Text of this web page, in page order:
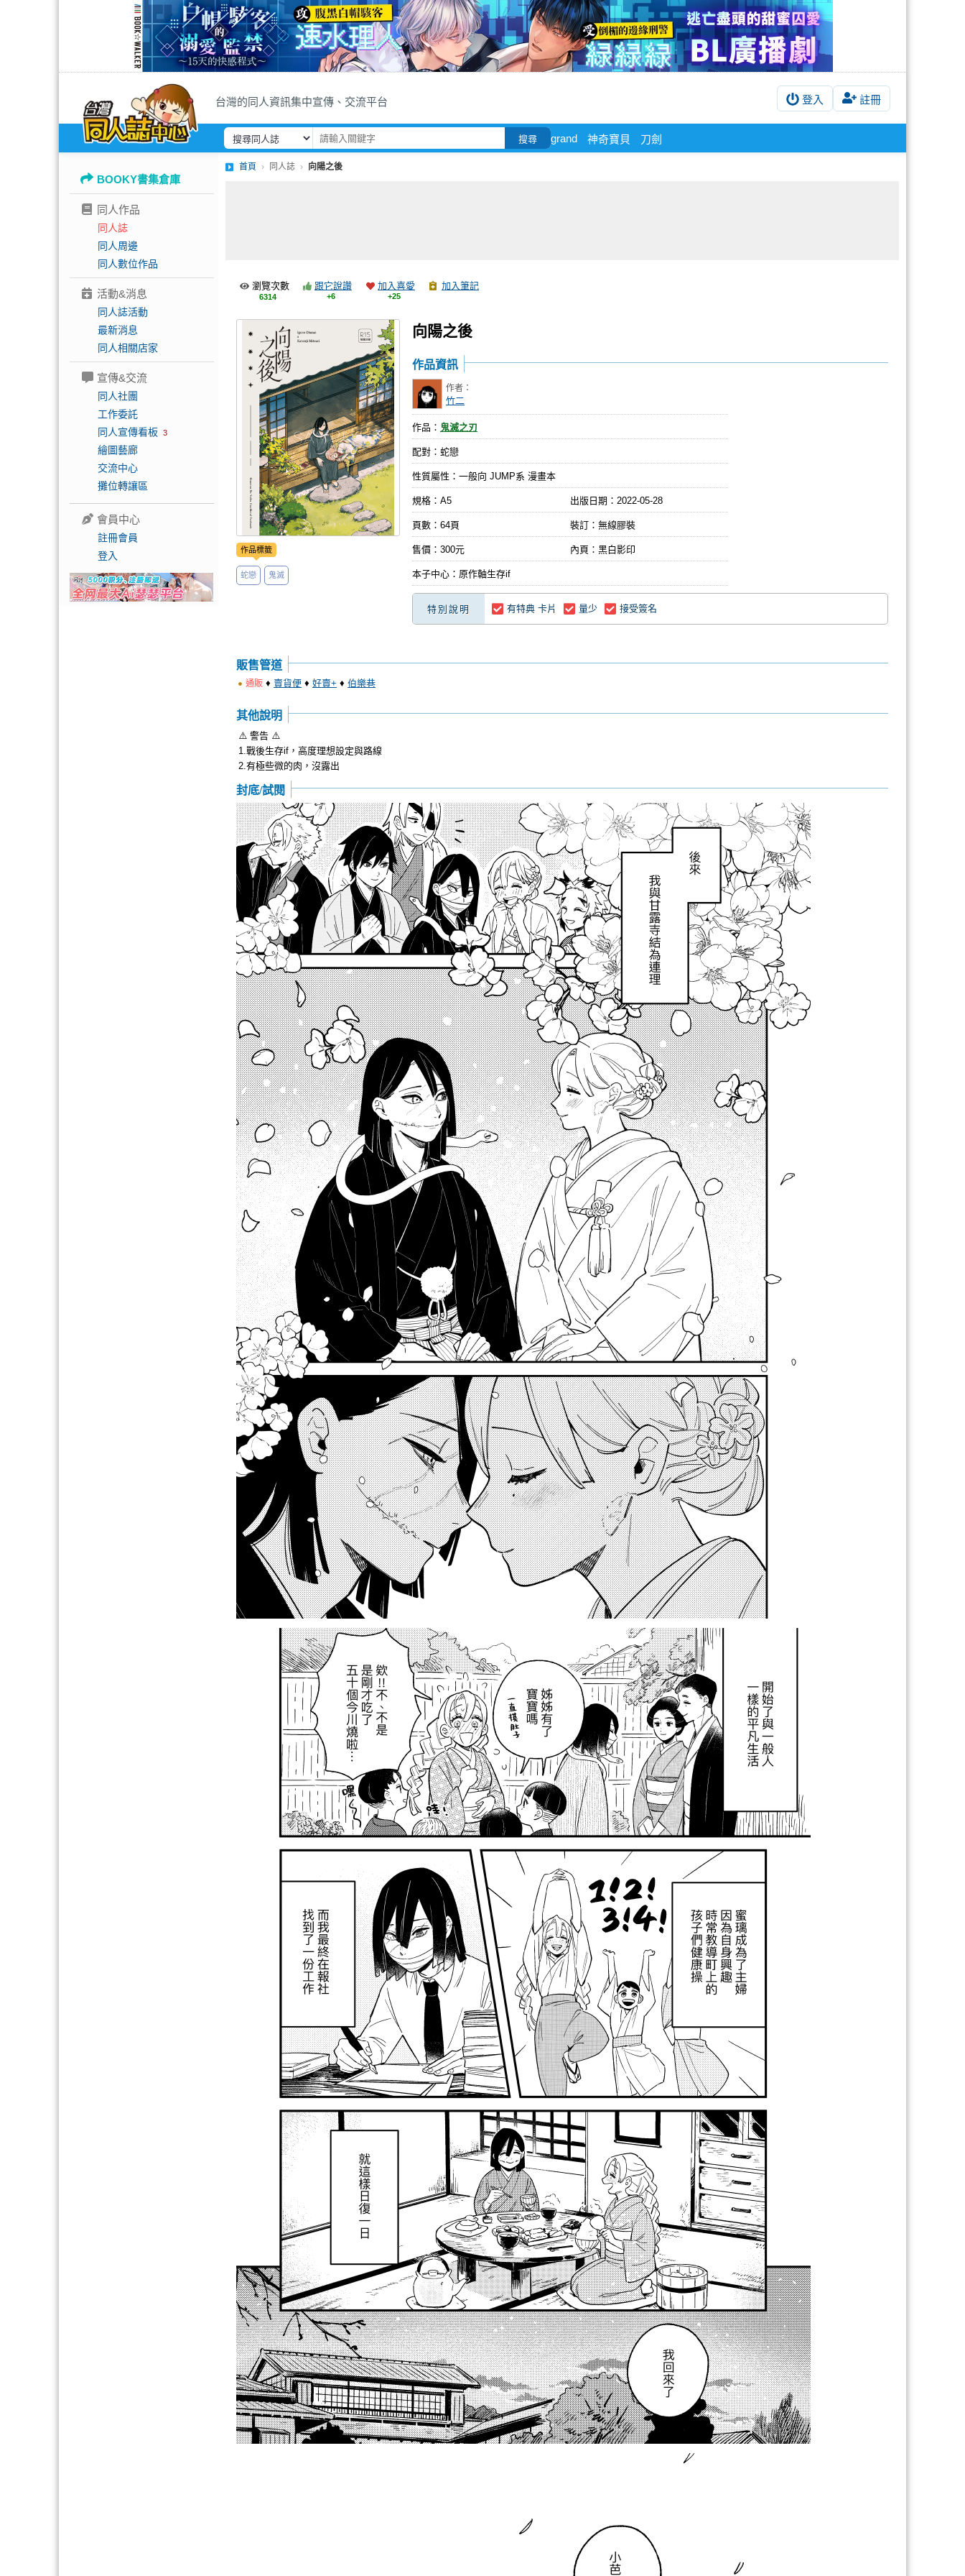
台灣的同人資訊集中宣傳、交流平台 登入 註冊
搜尋 grand 神奇寶貝 刀劍
BOOKY書集倉庫
同人作品
同人誌
同人周邊
同人數位作品
活動&消息
同人誌活動
最新消息
同人相關店家
宣傳&交流
同人社團
工作委託
同人宣傳看板 3
繪圖藝廊
交流中心
攤位轉讓區
會員中心
註冊會員
登入
首頁 同人誌 向陽之後
瀏覽次數
6314
跟它說讚
+6
加入喜愛
+25
加入筆記
向陽之後
作品標籤
蛇戀 鬼滅
作品資訊
作者：
竹二
作品： 鬼滅之刃
配對：蛇戀
性質屬性：一般向 JUMP系 漫畫本
規格：A5 出版日期： 2022-05-28
頁數：64頁 裝訂：無線膠裝
售價：300元 內頁：黑白影印
本子中心：原作軸生存if
特別說明 有特典 卡片 量少 接受簽名
販售管道
通販 ♦ 賣貨便 ♦ 好賣+ ♦ 伯樂巷
其他說明
⚠️ 警告 ⚠️
1.戰後生存if，高度理想設定與路線
2.有極些微的肉，沒露出
封底/試閱